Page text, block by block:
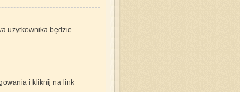
użytkownika będzie
i kliknij na link